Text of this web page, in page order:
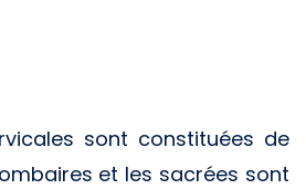
sont constituées de
et les sacrées sont